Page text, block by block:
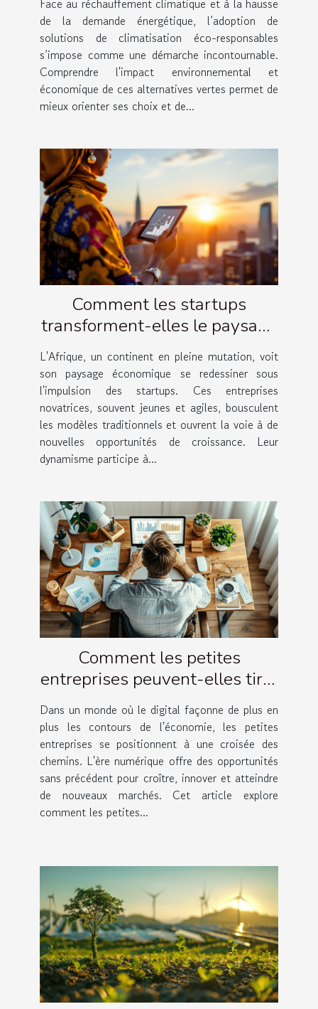
responsables
de la demande énergétique, l’adoption de
solutions de climatisation éco-responsables
s’impose comme une démarche incontournable.
Comprendre l'impact environnemental et
économique de ces alternatives vertes permet de
mieux orienter ses choix et de...
Comment les startups
transforment-elles le paysage
économique en Afrique
L'Afrique, un continent en pleine mutation, voit
son paysage économique se redessiner sous
l'impulsion des startups. Ces entreprises
novatrices, souvent jeunes et agiles, bousculent
les modèles traditionnels et ouvrent la voie à de
nouvelles opportunités de croissance. Leur
dynamisme participe à...
Comment les petites
entreprises peuvent-elles tirer
profit de l'économie
numérique
Dans un monde où le digital façonne de plus en
plus les contours de l'économie, les petites
entreprises se positionnent à une croisée des
chemins. L'ère numérique offre des opportunités
sans précédent pour croître, innover et atteindre
de nouveaux marchés. Cet article explore
comment les petites...